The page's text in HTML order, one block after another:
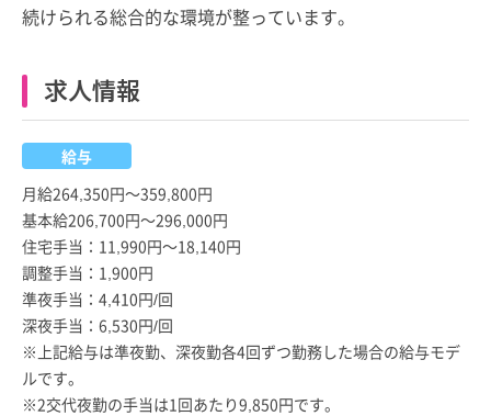
続けられる総合的な環境が整っています。
求人情報
給与
月給264,350円～359,800円
基本給206,700円～296,000円
住宅手当：11,990円～18,140円
調整手当：1,900円
準夜手当：4,410円/回
深夜手当：6,530円/回
※上記給与は準夜勤、深夜勤各4回ずつ勤務した場合の給与モデ
ルです。
※2交代夜勤の手当は1回あたり9,850円です。